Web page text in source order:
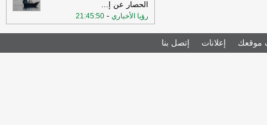
الحصار عن إ...
رؤيا الأخباري -
21:45:50
موقعك إعلانات إتصل بنا